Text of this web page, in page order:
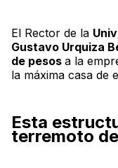
El Rector de la
Gustavo Urquiza
de pesos a la
la máxima casa de
Esta
terremoto